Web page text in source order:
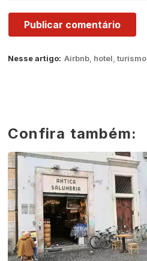
Nesse artigo: Airbnb, hotel, turismo
Confira também: